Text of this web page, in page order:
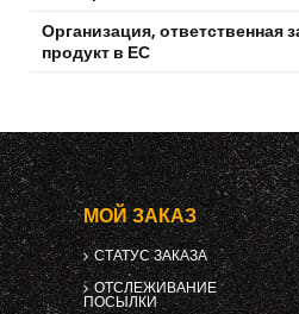
Организация, ответственная
продукт в ЕС
МОЙ ЗАКАЗ
СТАТУС ЗАКАЗА
ОТСЛЕЖИВАНИЕ
ПОСЫЛКИ